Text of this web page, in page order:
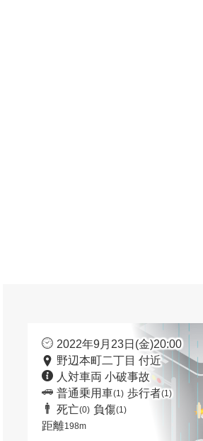
2022年9月23日(金)20:00
野辺本町二丁目 付近
人対車両 小破事故
普通乗用車(1) 歩行者(1)
死亡(0) 負傷(1)
距離198m